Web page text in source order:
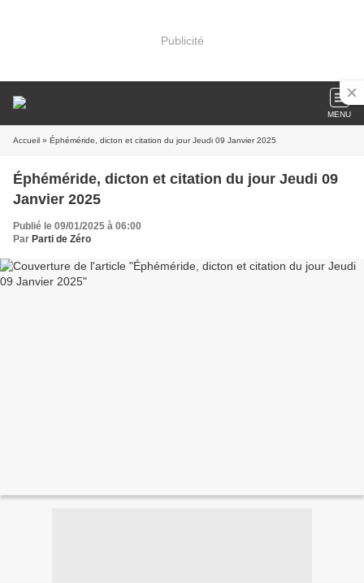
Publicité
MENU
Accueil » Éphéméride, dicton et citation du jour Jeudi 09 Janvier 2025
Éphéméride, dicton et citation du jour Jeudi 09
Janvier 2025
Publié le 09/01/2025 à 06:00
Par Parti de Zéro